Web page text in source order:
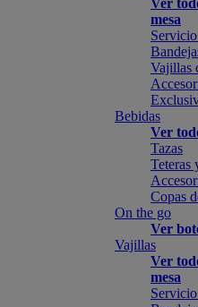
Ver
mesa
Vajillas
Bebidas
Ver
Tazas
Teteras
Copas
On the go
Ver
Vajillas
Ver
mesa